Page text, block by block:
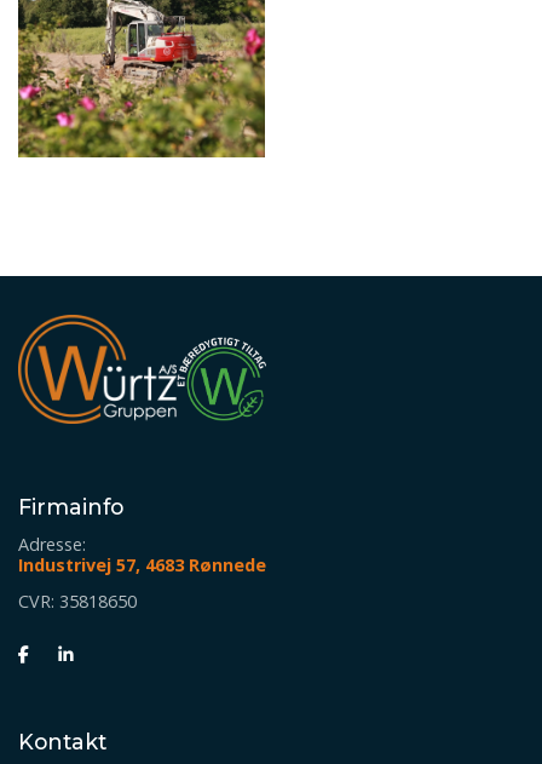
Firmainfo
Adresse:
Industrivej 57, 4683 Rønnede
CVR: 35818650
Kontakt